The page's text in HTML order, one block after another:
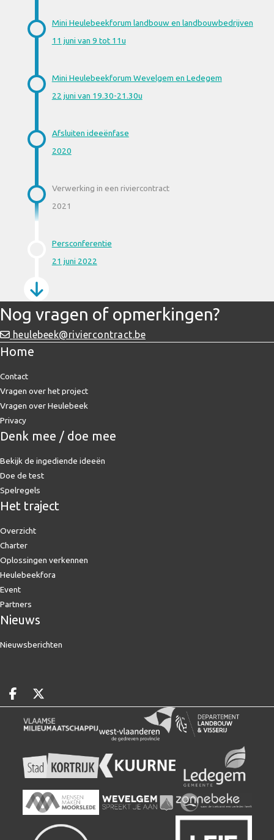
Mini Heulebeekforum landbouw en landbouwbedrijven
11 juni van 9 tot 11u
Mini Heulebeekforum Wevelgem en Ledegem
22 juni van 19.30-21.30u
Afsluiten ideeënfase
2020
Verwerking in een riviercontract
2021
Persconferentie
21 juni 2022
Nog vragen of opmerkingen?
heulebeek@riviercontract.be
Home
Contact
Vragen over het project
Vragen over Heulebeek
Privacy
Denk mee / doe mee
Bekijk de ingediende ideeën
Doe de test
Spelregels
Het traject
Overzicht
Charter
Oplossingen verkennen
Heulebeekfora
Event
Partners
Nieuws
Nieuwsberichten
Deel op facebook
Deel op X